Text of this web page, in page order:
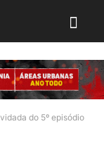
do 5º episódio